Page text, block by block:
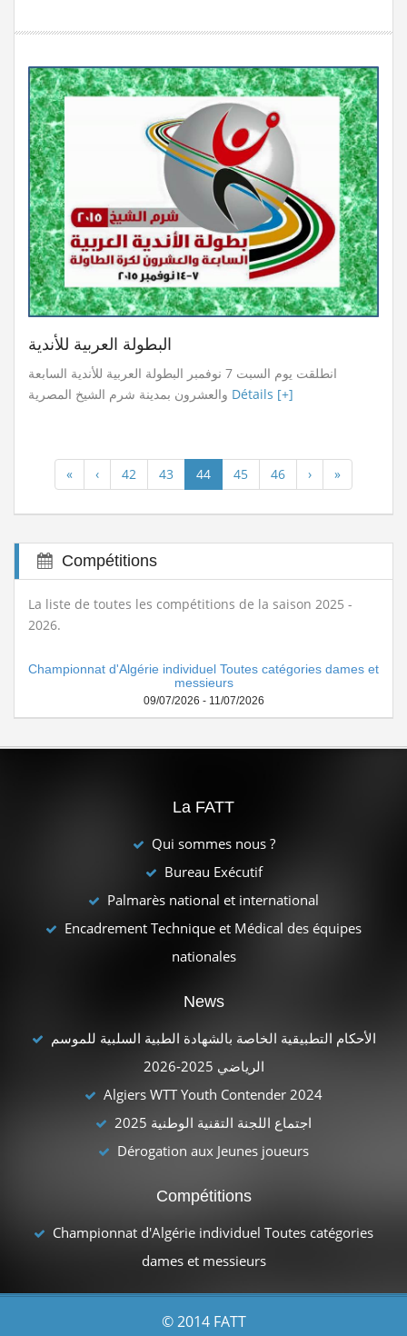
البطولة العربية للأندية
انطلقت يوم السبت 7 نوفمبر البطولة العربية للأندية السابعة
Détails [+]
« ‹ 42 43 44 45 46 › »
Compétitions
La liste de toutes les compétitions de la saison 2025 -
2026.
Championnat d'Algérie individuel Toutes catégories dames et
messieurs
09/07/2026 - 11/07/2026
La FATT
Qui sommes nous ?
Bureau Exécutif
Palmarès national et international
Encadrement Technique et Médical des équipes
nationales
News
الأحكام التطبيقية الخاصة بالشهادة الطبية السلبية للموسم
الرياضي 2025-2026
Algiers WTT Youth Contender 2024
اجتماع اللجنة التقنية الوطنية 2025
Dérogation aux Jeunes joueurs
Compétitions
Championnat d'Algérie individuel Toutes catégories
dames et messieurs
© 2014 FATT